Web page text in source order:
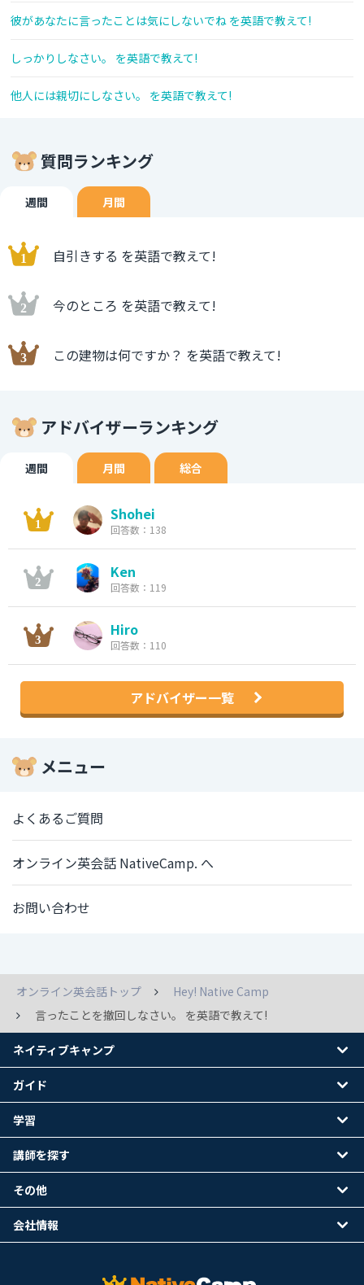
彼があなたに言ったことは気にしないでね を英語で教えて!
しっかりしなさい。 を英語で教えて!
他人には親切にしなさい。 を英語で教えて!
質問ランキング
週間 月間
自引きする を英語で教えて!
今のところ を英語で教えて!
この建物は何ですか？ を英語で教えて!
アドバイザーランキング
週間 月間 総合
Shohei
回答数：138
Ken
回答数：119
Hiro
回答数：110
アドバイザー一覧
メニュー
よくあるご質問
オンライン英会話 NativeCamp. へ
お問い合わせ
オンライン英会話トップ
Hey! Native Camp
言ったことを撤回しなさい。 を英語で教えて!
ネイティブキャンプ
ガイド
学習
講師を探す
その他
会社情報